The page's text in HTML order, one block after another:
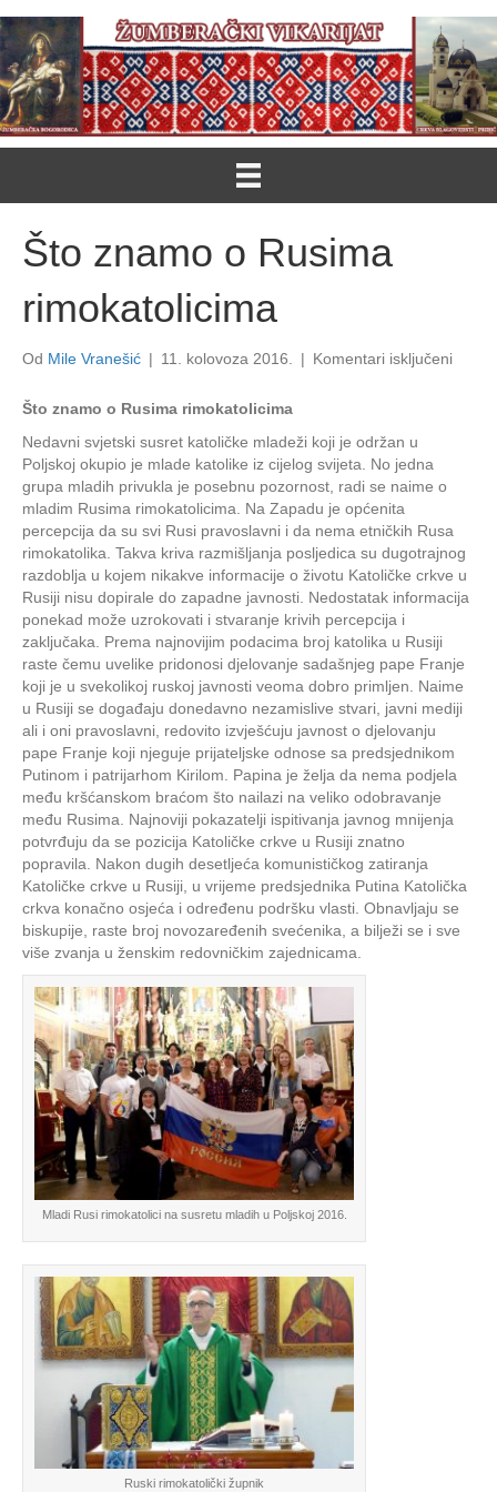
Što znamo o Rusima
rimokatolicima
Od Mile Vranešić | 11. kolovoza 2016. | Komentari isključeniza
Što znamo o Rusima rimokatolicima
Nedavni svjetski susret katoličke mladeži koji je održan u
Poljskoj okupio je mlade katolike iz cijelog svijeta. No jedna
grupa mladih privukla je posebnu pozornost, radi se naime o
mladim Rusima rimokatolicima. Na Zapadu je općenita
percepcija da su svi Rusi pravoslavni i da nema etničkih Rusa
rimokatolika. Takva kriva razmišljanja posljedica su dugotrajnog
razdoblja u kojem nikakve informacije o životu Katoličke crkve u
Rusiji nisu dopirale do zapadne javnosti. Nedostatak informacija
ponekad može uzrokovati i stvaranje krivih percepcija i
zaključaka. Prema najnovijim podacima broj katolika u Rusiji
raste čemu uvelike pridonosi djelovanje sadašnjeg pape Franje
koji je u svekolikoj ruskoj javnosti veoma dobro primljen. Naime
u Rusiji se događaju donedavno nezamislive stvari, javni mediji
ali i oni pravoslavni, redovito izvješćuju javnost o djelovanju
pape Franje koji njeguje prijateljske odnose sa predsjednikom
Putinom i patrijarhom Kirilom. Papina je želja da nema podjela
među kršćanskom braćom što nailazi na veliko odobravanje
među Rusima. Najnoviji pokazatelji ispitivanja javnog mnijenja
potvrđuju da se pozicija Katoličke crkve u Rusiji znatno
popravila. Nakon dugih desetljeća komunističkog zatiranja
Katoličke crkve u Rusiji, u vrijeme predsjednika Putina Katolička
crkva konačno osjeća i određenu podršku vlasti. Obnavljaju se
biskupije, raste broj novozaređenih svećenika, a bilježi se i sve
više zvanja u ženskim redovničkim zajednicama.
Mladi Rusi rimokatolici na susretu mladih u Poljskoj 2016.
Ruski rimokatolički župnik